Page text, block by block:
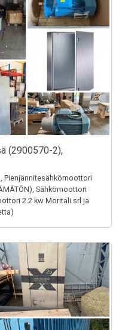
(2900570-2),
Pienjännitesähkömoottori
Sähkömoottori
2.2 kw Moritali srl ja